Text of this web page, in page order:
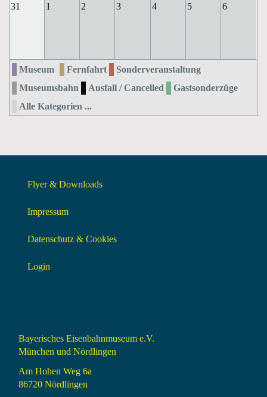
31 1 2 3 4 5 6
Museum Fernfahrt
Sonderveranstaltung
Museumsbahn
Ausfall / Cancelled
Gastsonderzüge
Alle Kategorien ...
Flyer & Downloads
Impressum
Datenschutz & Cookies
Login
Bayerisches Eisenbahnmuseum e.V.
München und Nördlingen
Am Hohen Weg 6a
86720 Nördlingen